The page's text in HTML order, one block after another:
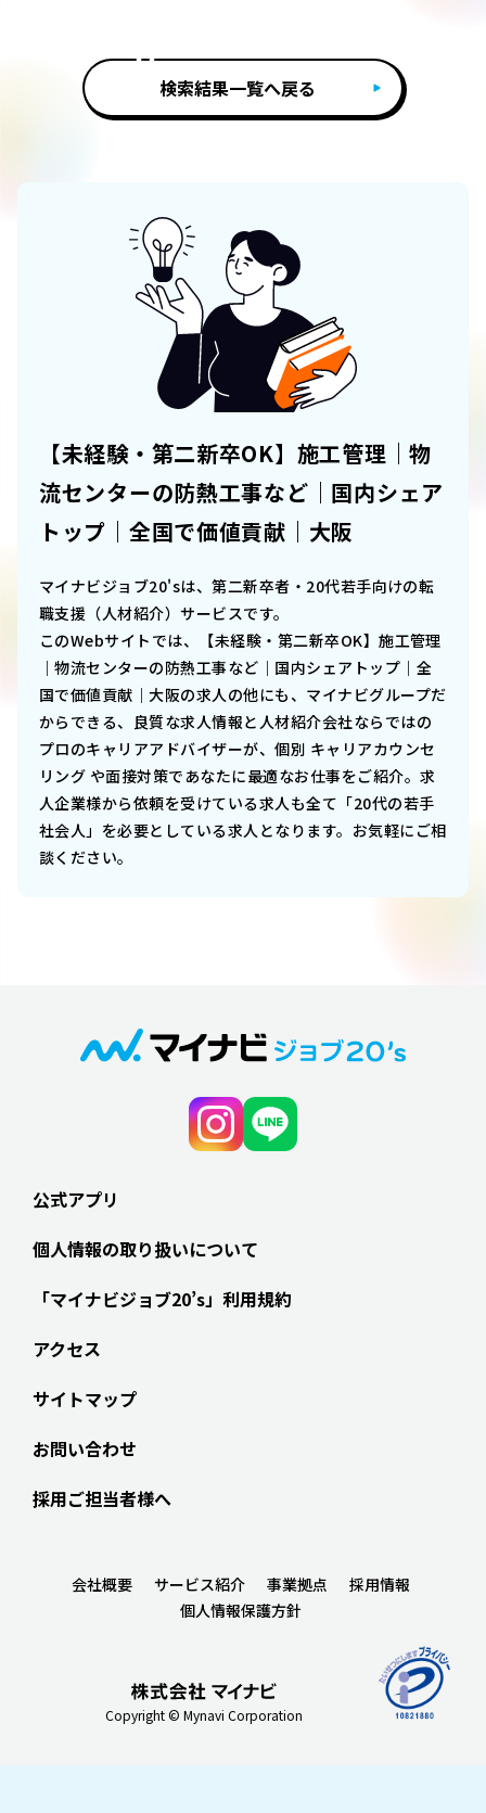
検索結果一覧へ戻る
【未経験・第二新卒OK】施工管理｜物
流センターの防熱工事など｜国内シェア
トップ｜全国で価値貢献｜大阪
マイナビジョブ20'sは、第二新卒者・20代若手向けの転
職支援（人材紹介）サービスです。
このWebサイトでは、
【未経験・第二新卒OK】施工管理
｜物流センターの防熱工事など｜国内シェアトップ｜全
国で価値貢献｜大阪の求人の他にも、マイナビグループだ
からできる、良質な求人情報と人材紹介会社ならではの
プロのキャリアアドバイザーが、個別 キャリアカウンセ
リング や面接対策であなたに最適なお仕事をご紹介。求
人企業様から依頼を受けている求人も全て「20代の若手
社会人」を必要としている求人となります。お気軽にご相
談ください。
公式アプリ
個人情報の取り扱いについて
「マイナビジョブ20’s」利用規約
アクセス
サイトマップ
お問い合わせ
採用ご担当者様へ
Copyright © Mynavi Corporation
会社概要 サービス紹介 事業拠点
採用情報
個人情報保護方針